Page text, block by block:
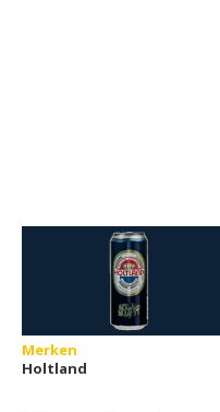
Merken
Holtland